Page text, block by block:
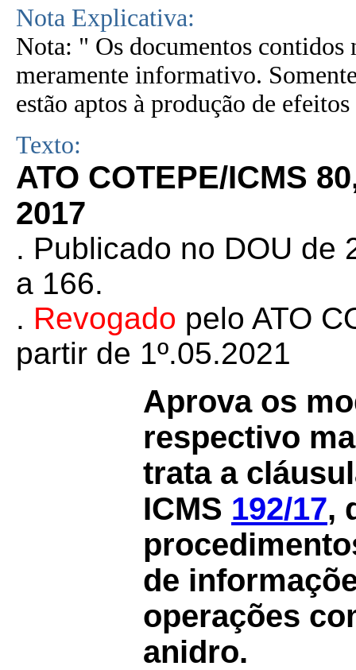
Nota Explicativa:
Nota: " Os documentos contidos
meramente informativo.
estão aptos à produção de
Texto:
ATO COTEPE/ICMS
2017
. Publicado no DOU de
a 166.
. Revogado pelo ATO
partir de 1º.05.2021
Aprova os
respectivo
trata a
ICMS 192/17,
de
operações
anidro.